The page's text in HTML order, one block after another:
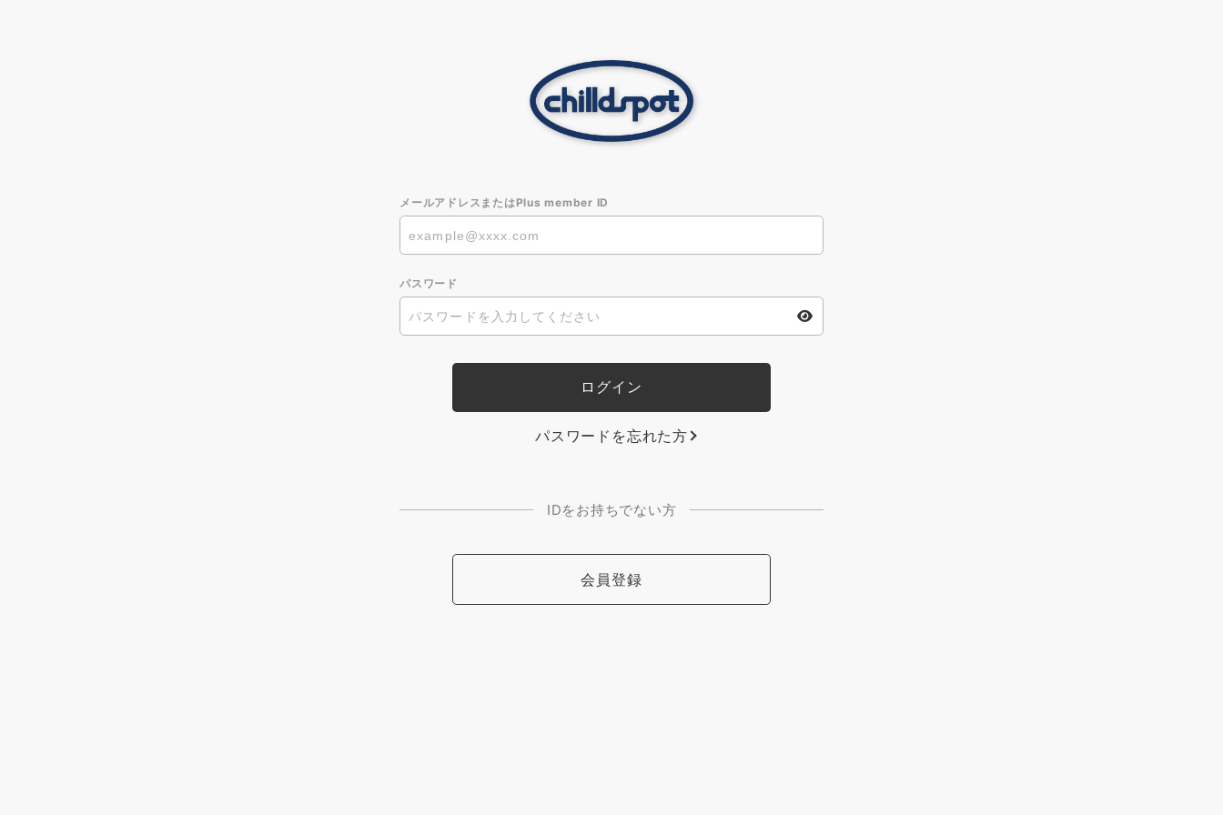
メールアドレスまたはPlus member ID
パスワード
パスワードを忘れた方
IDをお持ちでない方
会員登録